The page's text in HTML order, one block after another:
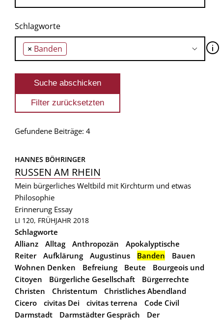
Schlagworte
× Banden 🛈
Gefundene Beiträge: 4
HANNES BÖHRINGER
RUSSEN AM RHEIN
Mein bürgerliches Weltbild mit Kirchturm und etwas
Philosophie
Erinnerung Essay
LI 120, FRÜHJAHR 2018
Schlagworte
Allianz
Alltag Anthropozän
Apokalyptische
Reiter
Aufklärung Augustinus Banden
Bauen
Wohnen Denken
Befreiung Beute
Bourgeois und
Citoyen
Bürgerliche Gesellschaft
Bürgerrechte
Christen
Christentum
Christliches Abendland
Cicero
civitas Dei civitas terrena
Code Civil
Darmstadt
Darmstädter Gespräch
Der